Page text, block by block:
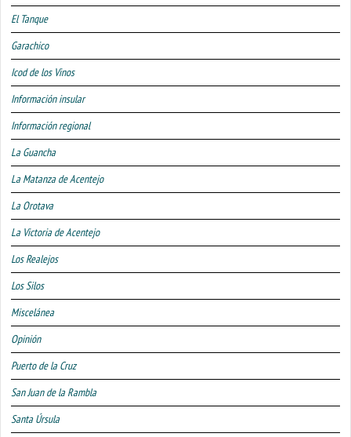
El Tanque
Garachico
Icod de los Vinos
Información insular
Información regional
La Guancha
La Matanza de Acentejo
La Orotava
La Victoria de Acentejo
Los Realejos
Los Silos
Miscelánea
Opinión
Puerto de la Cruz
San Juan de la Rambla
Santa Úrsula